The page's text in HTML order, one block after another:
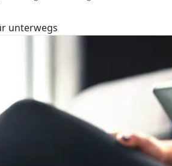
unterwegs